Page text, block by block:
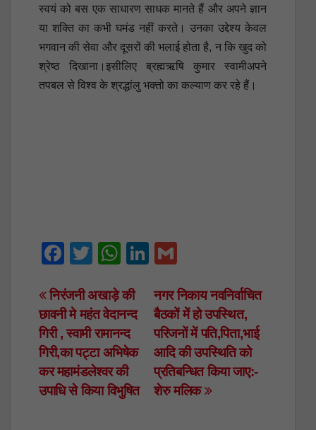
स्वयं को बस एक साधारण साधक मानते हैं और अपने ज्ञान
या शक्ति का कभी घमंड नहीं करते। उनका उद्देश्य केवल
भगवान की सेवा और दूसरों की भलाई होता है, न कि खुद को
श्रेष्ठ दिखाना।इसीलिए ब्रह्मऋषि कुमार स्वामीअपने
तपबल से विश्व के श्रद्धांलु भक्तो का कल्याण कर रहे हैं।
F
c
e
b
o
o
T
tt
er
W
at
s
A
p
p
Li
k
e
dI
n
ail
Post
navigation
नगर निकाय नवनिर्वाचित
बैठकों में हो उपस्थित,
परिजनों में पति,पिता,भाई
आदि की उपस्थिति को
प्रतिबन्धित किया जाए:-
शेरु मलिक
निरंजनी अखाड़े की
छावनी मे महंत वेदानन्द
गिरी , स्वामी रामानन्द
गिरी,का पट्टा अभिषेक
कर महामंडलेश्वर की
उपाधि से किया विभुषित